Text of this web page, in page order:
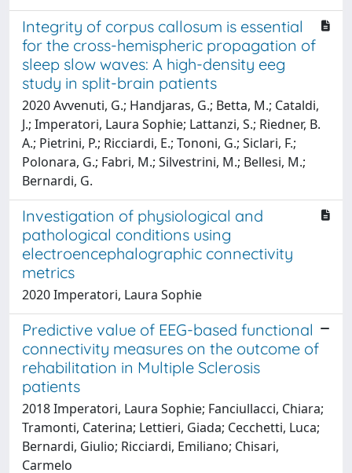
Integrity of corpus callosum is essential
for the cross-hemispheric propagation of
sleep slow waves: A high-density eeg
study in split-brain patients
2020 Avvenuti, G.; Handjaras, G.; Betta, M.; Cataldi,
J.; Imperatori, Laura Sophie; Lattanzi, S.; Riedner, B.
A.; Pietrini, P.; Ricciardi, E.; Tononi, G.; Siclari, F.;
Polonara, G.; Fabri, M.; Silvestrini, M.; Bellesi, M.;
Bernardi, G.
Investigation of physiological and
pathological conditions using
electroencephalographic connectivity
metrics
2020 Imperatori, Laura Sophie
Predictive value of EEG-based functional
connectivity measures on the outcome of
rehabilitation in Multiple Sclerosis
patients
2018 Imperatori, Laura Sophie; Fanciullacci, Chiara;
Tramonti, Caterina; Lettieri, Giada; Cecchetti, Luca;
Bernardi, Giulio; Ricciardi, Emiliano; Chisari,
Carmelo